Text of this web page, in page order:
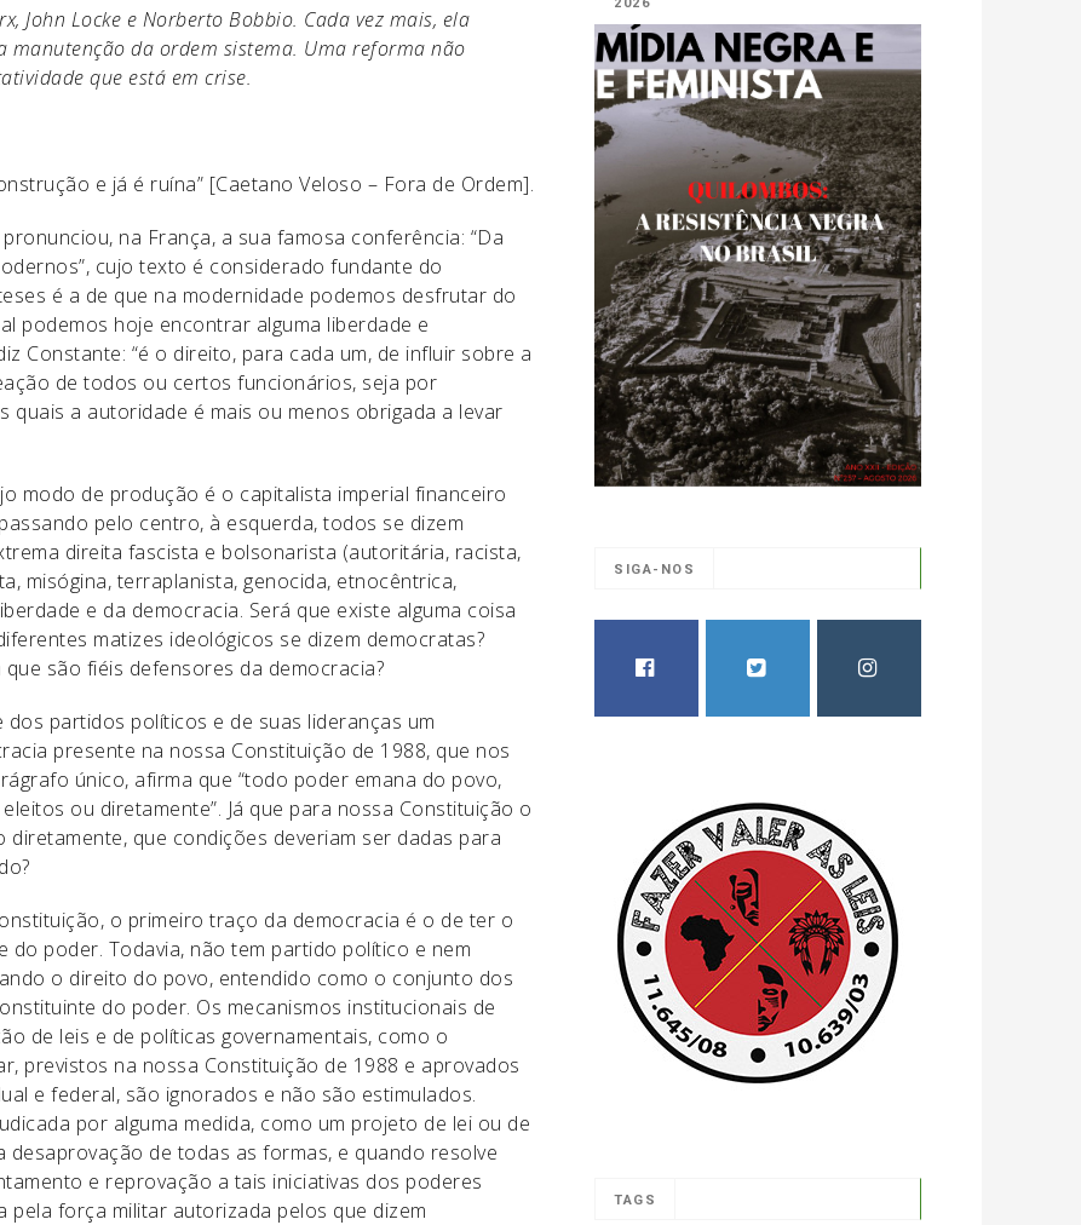
John Locke e Norberto Bobbio. Cada vez mais, ela
manutenção da ordem sistema. Uma reforma não
que está em crise.
e já é ruína” [Caetano Veloso – Fora de Ordem].
na França, a sua famosa conferência: “Da
cujo texto é considerado fundante do
é a de que na modernidade podemos desfrutar do
podemos hoje encontrar alguma liberdade e
Constante: “é o direito, para cada um, de influir sobre a
de todos ou certos funcionários, seja por
quais a autoridade é mais ou menos obrigada a levar
modo de produção é o capitalista imperial financeiro
pelo centro, à esquerda, todos se dizem
direita fascista e bolsonarista (autoritária, racista,
misógina, terraplanista, genocida, etnocêntrica,
e da democracia. Será que existe alguma coisa
matizes ideológicos se dizem democratas?
são fiéis defensores da democracia?
partidos políticos e de suas lideranças um
presente na nossa Constituição de 1988, que nos
único, afirma que “todo poder emana do povo,
ou diretamente”. Já que para nossa Constituição o
que condições deveriam ser dadas para
o primeiro traço da democracia é o de ter o
poder. Todavia, não tem partido político e nem
o direito do povo, entendido como o conjunto dos
do poder. Os mecanismos institucionais de
de leis e de políticas governamentais, como o
previstos na nossa Constituição de 1988 e aprovados
e federal, são ignorados e não são estimulados.
por alguma medida, como um projeto de lei ou de
de todas as formas, e quando resolve
e reprovação a tais iniciativas dos poderes
pela força militar autorizada pelos que dizem
SIGA-NOS
TAGS